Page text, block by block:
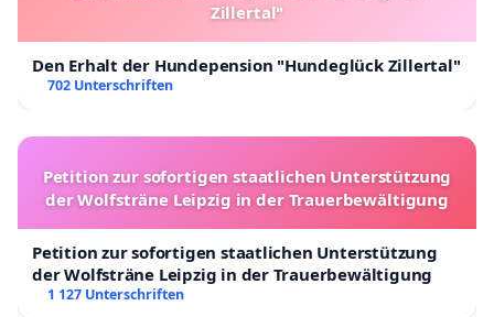
Zillertal"
Den Erhalt der Hundepension "Hundeglück Zillertal"
702 Unterschriften
Petition zur sofortigen staatlichen Unterstützung
der Wolfsträne Leipzig in der Trauerbewältigung
Petition zur sofortigen staatlichen Unterstützung
der Wolfsträne Leipzig in der Trauerbewältigung
1 127 Unterschriften